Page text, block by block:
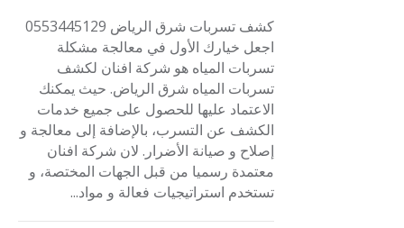
كشف تسربات شرق الرياض 0553445129
اجعل خيارك الأول في معالجة مشكلة
تسربات المياه هو شركة افنان لكشف
تسربات المياه شرق الرياض. حيث يمكنك
الاعتماد عليها للحصول على جميع خدمات
الكشف عن التسرب، بالإضافة إلى معالجة و
إصلاح و صيانة الأضرار. لان شركة افنان
معتمدة رسميا من قبل الجهات المختصة، و
تستخدم استراتيجيات فعالة و مواد...